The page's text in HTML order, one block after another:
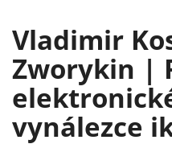
Vladimir
Zworykin |
vynálezce